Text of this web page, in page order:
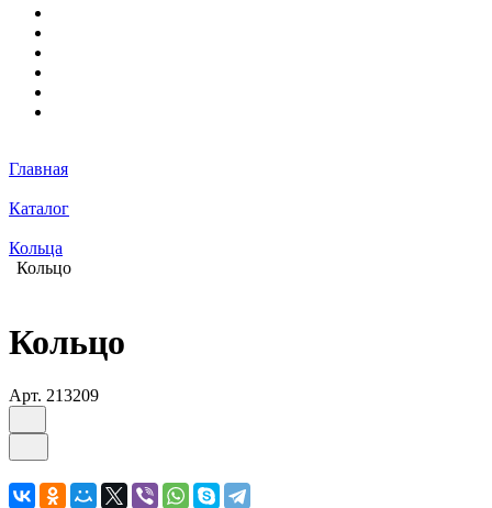
Главная
Каталог
Кольца
Кольцо
Кольцо
Арт. 213209